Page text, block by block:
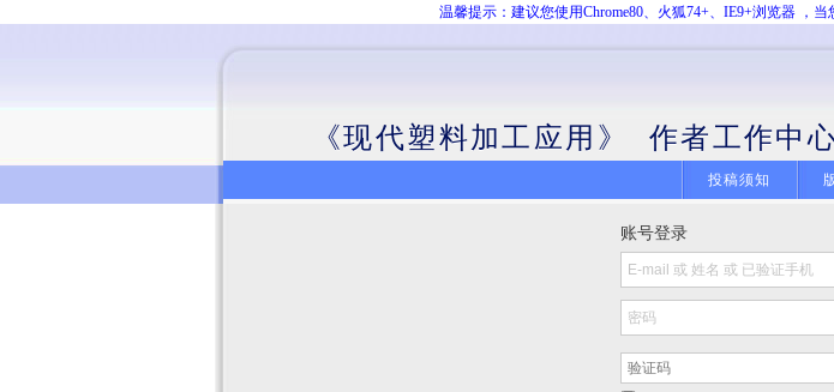
温馨提示：建议您使用Chrome80、火狐74+、IE9+浏览器 ，
《现代塑料加工应用》 作者工作中
投稿须知
账号登录